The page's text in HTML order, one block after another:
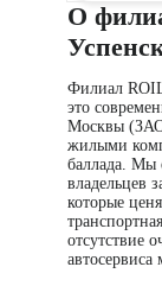
О
Филиал
это
Москвы
жилыми
баллада. Мы
владельцев
которые
отсутствие